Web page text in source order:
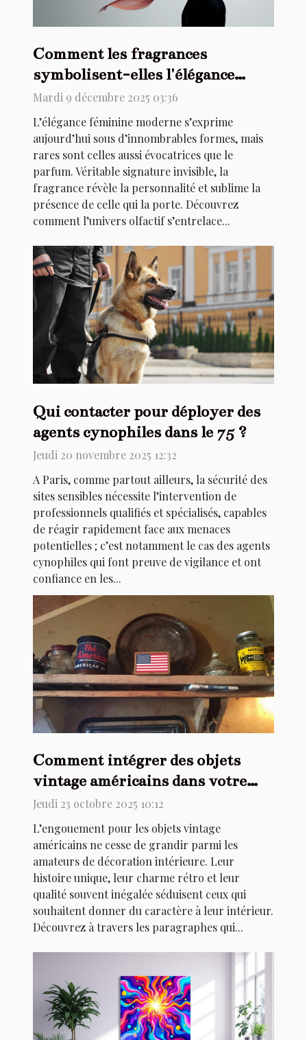
Comment les fragrances
symbolisent-elles l'élégance
féminine moderne ?
Mardi 9 décembre 2025 03:36
L’élégance féminine moderne s’exprime
aujourd’hui sous d’innombrables formes, mais
rares sont celles aussi évocatrices que le
parfum. Véritable signature invisible, la
fragrance révèle la personnalité et sublime la
présence de celle qui la porte. Découvrez
comment l’univers olfactif s’entrelace...
Qui contacter pour déployer des
agents cynophiles dans le 75 ?
Jeudi 20 novembre 2025 12:32
A Paris, comme partout ailleurs, la sécurité des
sites sensibles nécessite l’intervention de
professionnels qualifiés et spécialisés, capables
de réagir rapidement face aux menaces
potentielles ; c’est notamment le cas des agents
cynophiles qui font preuve de vigilance et ont
confiance en les...
Comment intégrer des objets
vintage américains dans votre
décoration intérieure ?
Jeudi 23 octobre 2025 10:12
L’engouement pour les objets vintage
américains ne cesse de grandir parmi les
amateurs de décoration intérieure. Leur
histoire unique, leur charme rétro et leur
qualité souvent inégalée séduisent ceux qui
souhaitent donner du caractère à leur intérieur.
Découvrez à travers les paragraphes qui...